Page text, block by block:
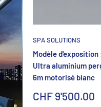
SPA SOLUTIONS
Modèle d'exposition
Ultra aluminium
6m motorisé blanc
Sonderpreis
CHF 9'500.00